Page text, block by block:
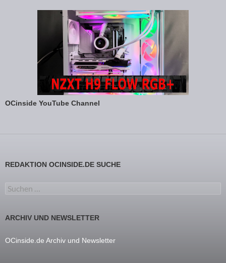
OCinside YouTube Channel
REDAKTION OCINSIDE.DE SUCHE
Suchen nach:
ARCHIV UND NEWSLETTER
OCinside.de Archiv und Newsletter